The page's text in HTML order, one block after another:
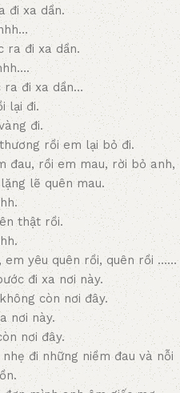
đi xa dần.
ra đi xa dần.
ra đi xa dần…
lại đi.
đi.
rồi em lại bỏ đi.
đau, rồi em mau, rời bỏ anh,
lẽ quên mau.
thật rồi.
em yêu quên rồi, quên rồi ……
đi xa nơi này.
còn nơi đây.
nơi này.
nơi đây.
đi những niềm đau và nỗi